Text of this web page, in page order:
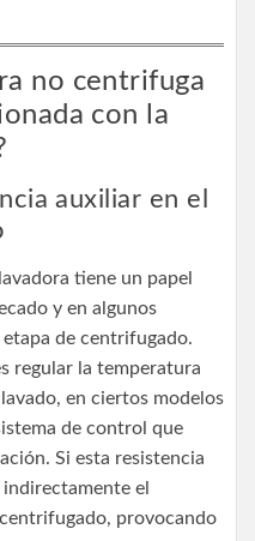
no centrifuga
con la
auxiliar en el
tiene un papel
y en algunos
de centrifugado.
regular la temperatura
en ciertos modelos
de control que
Si esta resistencia
el
provocando